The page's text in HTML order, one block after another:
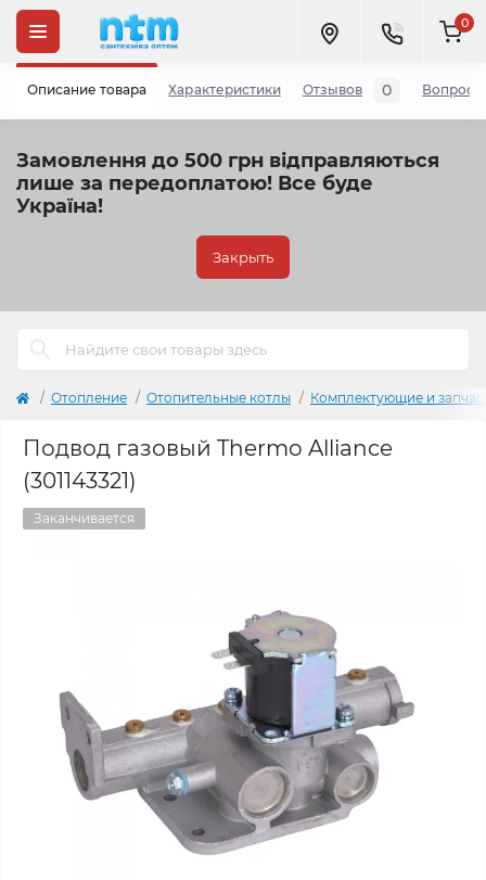
Замовлення до 500 грн відправляються
лише за передоплатою! Все буде
Україна!
Закрыть
0
Отопление Отопительные котлы Комплектующие и
Подвод газовый Thermo Alliance
(301143321)
Заканчивается
Описание товара Характеристики Отзывов 0 Вопросы